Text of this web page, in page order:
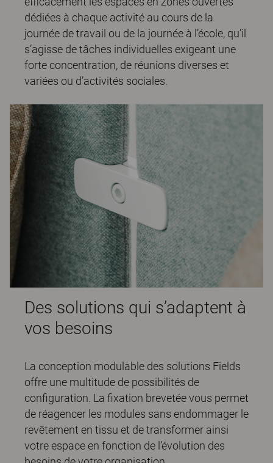
dédiées à chaque activité au cours de la
journée de travail ou de la journée à l’école, qu’il
s’agisse de tâches individuelles exigeant une
forte concentration, de réunions diverses et
variées ou d’activités sociales.
Des solutions qui s’adaptent à
vos besoins
La conception modulable des solutions Fields
offre une multitude de possibilités de
configuration. La fixation brevetée vous permet
de réagencer les modules sans endommager le
revêtement en tissu et de transformer ainsi
votre espace en fonction de l’évolution des